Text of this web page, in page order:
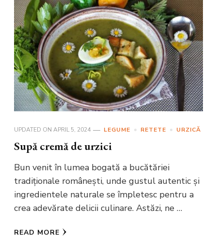
UPDATED ON APRIL 5, 2024 LEGUME RETETE URZICĂ
Supă cremă de urzici
Bun venit în lumea bogată a bucătăriei
tradiționale românești, unde gustul autentic și
ingredientele naturale se împletesc pentru a
crea adevărate delicii culinare. Astăzi, ne …
READ MORE